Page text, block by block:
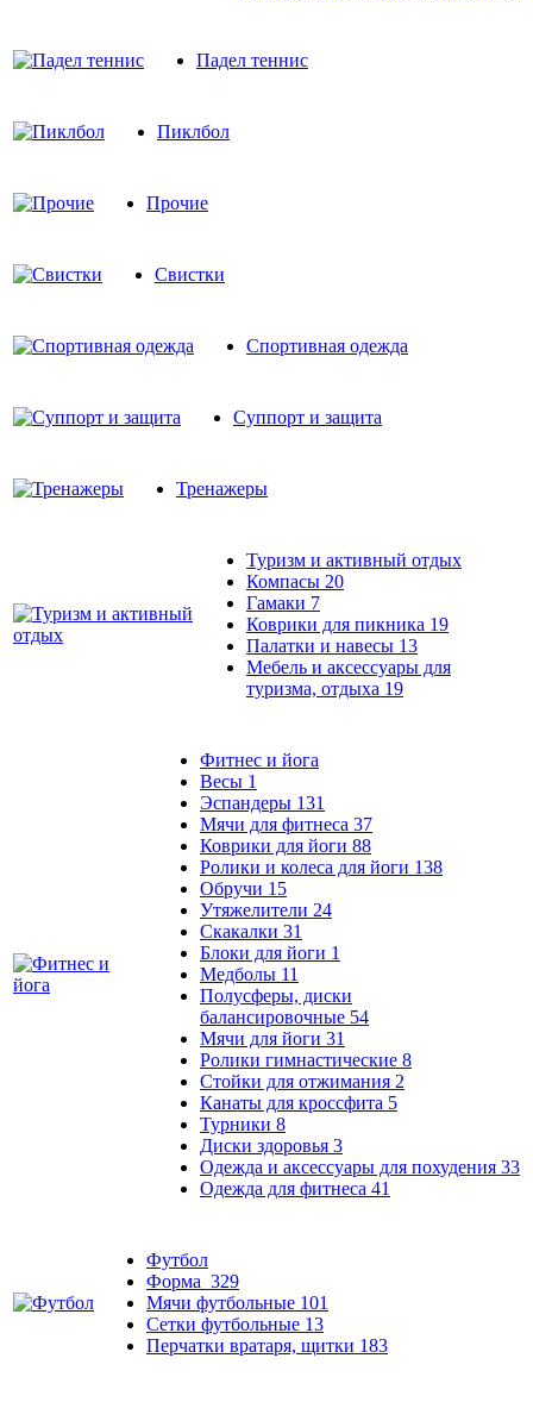
Падел теннис
Пиклбол
Прочие
Свистки
Спортивная одежда
Суппорт и защита
Тренажеры
Туризм и активный отдых
Компасы 20
Гамаки 7
Коврики для пикника 19
Палатки и навесы 13
Мебель и аксессуары для
туризма, отдыха 19
Фитнес и йога
Весы 1
Эспандеры 131
Мячи для фитнеса 37
Коврики для йоги 88
Ролики и колеса для йоги 138
Обручи 15
Утяжелители 24
Скакалки 31
Блоки для йоги 1
Медболы 11
Полусферы, диски
балансировочные 54
Мячи для йоги 31
Ролики гимнастические 8
Стойки для отжимания 2
Канаты для кроссфита 5
Турники 8
Диски здоровья 3
Одежда и аксессуары для похудения 33
Одежда для фитнеса 41
Футбол
Форма 329
Мячи футбольные 101
Сетки футбольные 13
Перчатки вратаря, щитки 183